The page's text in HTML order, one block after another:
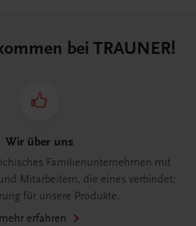
bei TRAUNER!
Wir über uns
Familienunternehmen mit
Mitarbeitern, die eines verbindet:
für unsere Produkte.
mehr erfahren